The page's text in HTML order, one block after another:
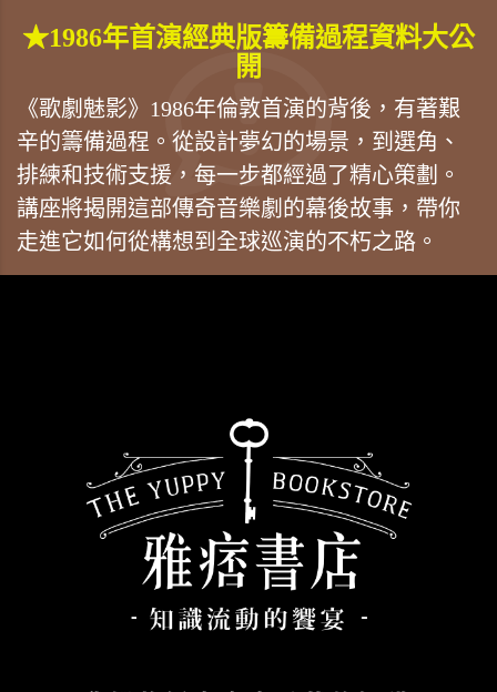
★1986年首演經典版籌備過程資料大公
開
《歌劇魅影》1986年倫敦首演的背後，有著艱
辛的籌備過程。從設計夢幻的場景，到選角、
排練和技術支援，每一步都經過了精心策劃。
講座將揭開這部傳奇音樂劇的幕後故事，帶你
走進它如何從構想到全球巡演的不朽之路。